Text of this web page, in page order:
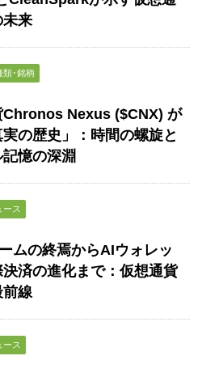
未来
類･銘柄
Chronos Nexus ($CNX) が
実の歴史」：時間の螺旋と
憶の深淵
ース
ムの終焉からAIウォレッ
決済の進化まで：仮想通貨
前線
ース